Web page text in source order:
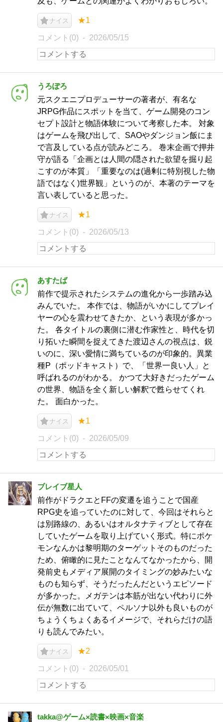
ナイス ★1
コメント(0) 2026/05/15
うろぽろ
元スクエニプロデューサーの著者が、有名な
JRPG作品にスポットを当て、ゲーム開発のコン
セプト設計と物語体験について考察した本。 対象
はゲームを飛び出して、SAOやダンジョン飯にま
で言及している点が読みどころ。 巻末企画で押井
守が語る「企画とは人間の隠された欲望を掘り起
こすのが本質」「重要なのは(過剰に特別視した物
語ではなく)世界観」というのが、本著のテーマを
言い表していると思った。
ナイス ★1
コメント(0) 2026/05/13
あすたば
前作で提示されたシステムの進化から一歩踏み込
みんでいた。 本作では、物語がいかにしてプレイ
ヤーの心を震わせてきたか、という表現が多かっ
た。 各タイトルの裏側に潜む作家性と、時代を切
り拓いた瞬間を捉えてきた渡辺さんの視点は、鋭
いのに、深い愛情に満ちているのが印象的。異業
種P（ポッドキャスト）で、「世界一良い人」と
呼ばれるのがわかる。 かつて大好きだったゲーム
の世界、物語を全く新しい解釈で甦らせてくれ
た。 面白かった。
ナイス ★1
コメント(0) 2026/05/09
ブレイブ星人
前作がドラクエとFFの変遷を追うことで国産
RPG史を追っていたのに対して、今回はそれらと
は別路線の、あるいはオルタナティブとして存在
していたゲームを取り上げていく形式。特にポケ
モンなんかは黎明期のターゲットそのものだった
ため、俯瞰的に見たことなんてなかったから、開
発前史もメディア展開のタイミングの妙みたいな
ものも知らず、そうだったんだというエピソード
が多かった。メガテンは本筋が出ない代わりに外
伝が無数に出ていて、ペルソナ以外も良いものが
ちょうくちょくあるイメージで、それらだけの語
りも読んでみたい。
ナイス ★2
コメント(0) 2026/05/01
takka@ゲーム×読書×映画×音楽